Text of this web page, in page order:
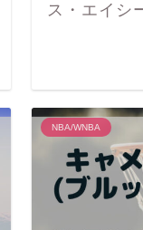
ス・エイシ
NBA/WNBA